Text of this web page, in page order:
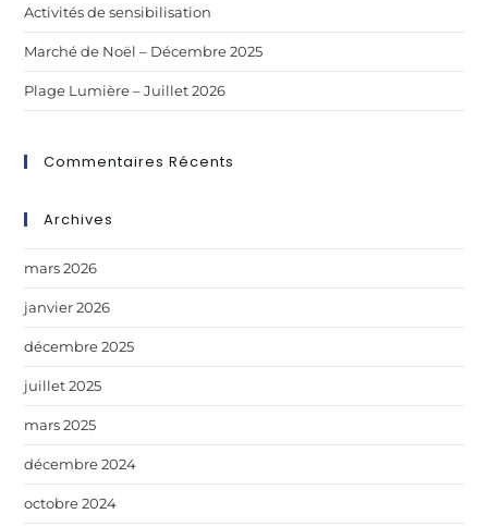
Activités de sensibilisation
Marché de Noël – Décembre 2025
Plage Lumière – Juillet 2026
Commentaires Récents
Archives
mars 2026
janvier 2026
décembre 2025
juillet 2025
mars 2025
décembre 2024
octobre 2024